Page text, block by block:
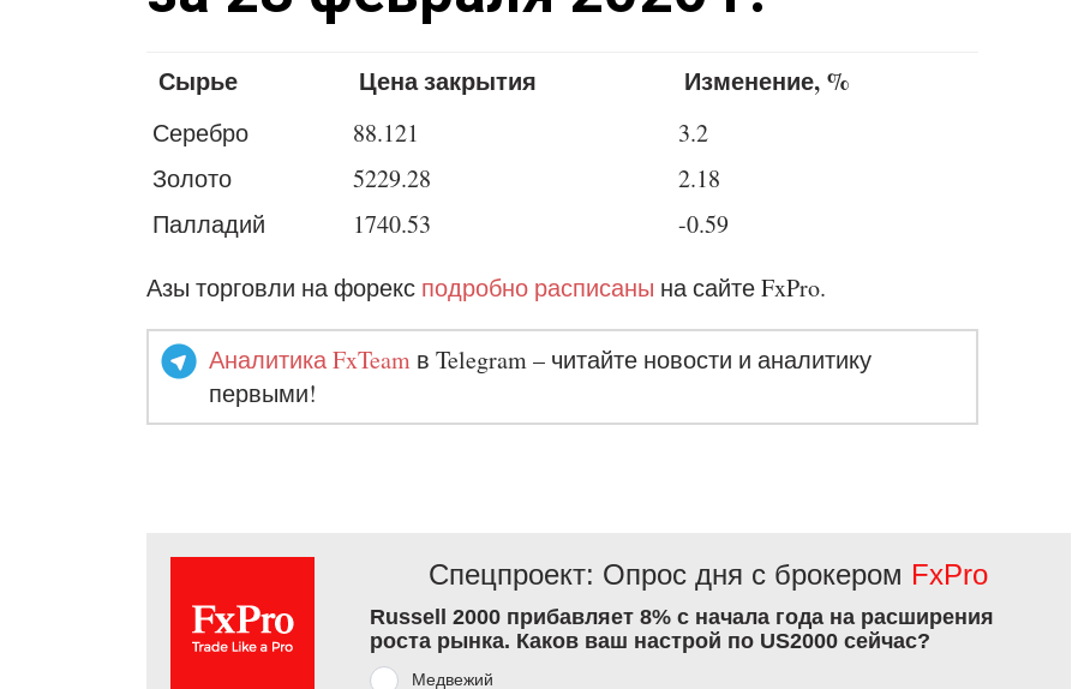
Сырье Цена закрытия Изменение, %
Серебро 88.121
3.2
Золото
5229.28
2.18
Палладий
1740.53
-0.59
Азы торговли на форекс подробно расписаны на сайте FxPro.
Аналитика FxTeam в Telegram – читайте новости и аналитику
первыми!
Спецпроект: Опрос дня с брокером FxPro
Russell 2000 прибавляет 8% с начала года на расширения
роста рынка. Каков ваш настрой по US2000 сейчас?
Медвежий